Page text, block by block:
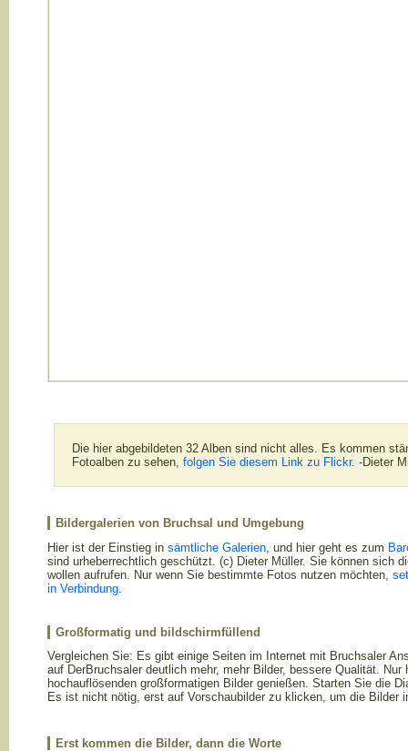
Die hier abgebildeten 32 Alben sind nicht alles. Es kommen
Fotoalben zu sehen, folgen Sie diesem Link zu Flickr. -Dieter
Bildergalerien von Bruchsal und Umgebung
Hier ist der Einstieg in sämtliche Galerien, und hier geht es zum
sind urheberrechtlich geschützt. (c) Dieter Müller. Sie können sich
wollen aufrufen. Nur wenn Sie bestimmte Fotos nutzen möchten,
in Verbindung.
Großformatig und bildschirmfüllend
Vergleichen Sie: Es gibt einige Seiten im Internet mit Bruchsaler
auf DerBruchsaler deutlich mehr, mehr Bilder, bessere Qualität. Nur
hochauflösenden großformatigen Bilder genießen. Starten Sie die
Es ist nicht nötig, erst auf Vorschaubilder zu klicken, um die Bilder
Erst kommen die Bilder, dann die Worte